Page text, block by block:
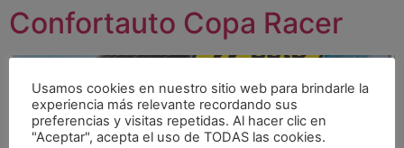
Confortauto Copa Racer
Usamos cookies en nuestro sitio web para brindarle la
experiencia más relevante recordando sus
preferencias y visitas repetidas. Al hacer clic en
"Aceptar", acepta el uso de TODAS las cookies.